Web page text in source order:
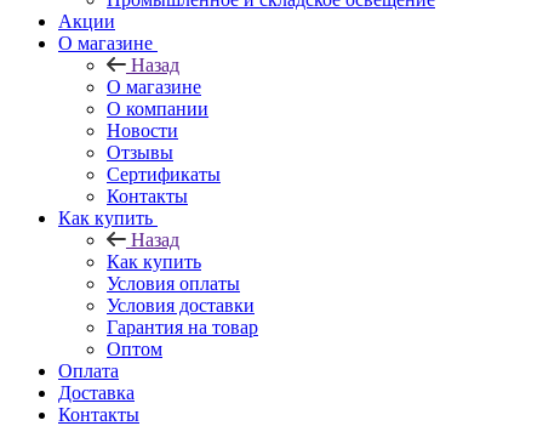
Акции
О магазине
Назад
О магазине
О компании
Новости
Отзывы
Сертификаты
Контакты
Как купить
Назад
Как купить
Условия оплаты
Условия доставки
Гарантия на товар
Оптом
Оплата
Доставка
Контакты